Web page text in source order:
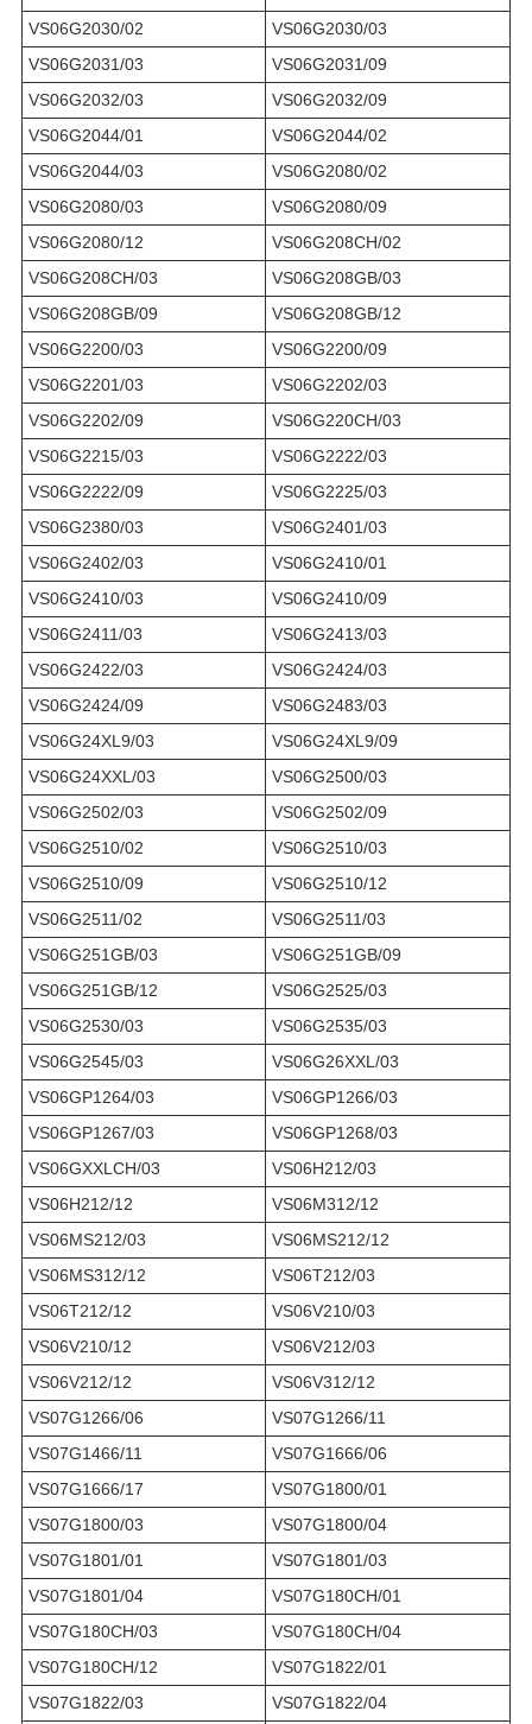
VS06G2030/02
VS06G2030/03
VS06G2031/03
VS06G2031/09
VS06G2032/03
VS06G2032/09
VS06G2044/01
VS06G2044/02
VS06G2044/03
VS06G2080/02
VS06G2080/03
VS06G2080/09
VS06G2080/12
VS06G208CH/02
VS06G208CH/03
VS06G208GB/03
VS06G208GB/09
VS06G208GB/12
VS06G2200/03
VS06G2200/09
VS06G2201/03
VS06G2202/03
VS06G2202/09
VS06G220CH/03
VS06G2215/03
VS06G2222/03
VS06G2222/09
VS06G2225/03
VS06G2380/03
VS06G2401/03
VS06G2402/03
VS06G2410/01
VS06G2410/03
VS06G2410/09
VS06G2411/03
VS06G2413/03
VS06G2422/03
VS06G2424/03
VS06G2424/09
VS06G2483/03
VS06G24XL9/03
VS06G24XL9/09
VS06G24XXL/03
VS06G2500/03
VS06G2502/03
VS06G2502/09
VS06G2510/02
VS06G2510/03
VS06G2510/09
VS06G2510/12
VS06G2511/02
VS06G2511/03
VS06G251GB/03
VS06G251GB/09
VS06G251GB/12
VS06G2525/03
VS06G2530/03
VS06G2535/03
VS06G2545/03
VS06G26XXL/03
VS06GP1264/03
VS06GP1266/03
VS06GP1267/03
VS06GP1268/03
VS06GXXLCH/03
VS06H212/03
VS06H212/12
VS06M312/12
VS06MS212/03
VS06MS212/12
VS06MS312/12
VS06T212/03
VS06T212/12
VS06V210/03
VS06V210/12
VS06V212/03
VS06V212/12
VS06V312/12
VS07G1266/06
VS07G1266/11
VS07G1466/11
VS07G1666/06
VS07G1666/17
VS07G1800/01
VS07G1800/03
VS07G1800/04
VS07G1801/01
VS07G1801/03
VS07G1801/04
VS07G180CH/01
VS07G180CH/03
VS07G180CH/04
VS07G180CH/12
VS07G1822/01
VS07G1822/03
VS07G1822/04